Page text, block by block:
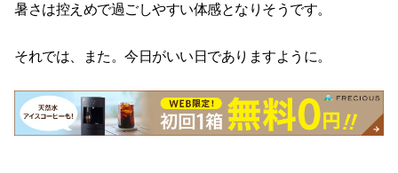
暑さは控えめで過ごしやすい体感となりそうです。
それでは、また。今日がいい日でありますように。